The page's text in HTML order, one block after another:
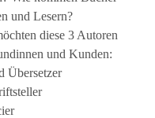
und Lesern?
diese 3 Autoren
und Kunden:
Übersetzer